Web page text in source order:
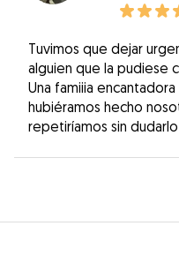
Tuvimos que dejar
alguien que la pudiese
Una famiiia
hubiéramos hecho
repetiríamos sin dudarlo